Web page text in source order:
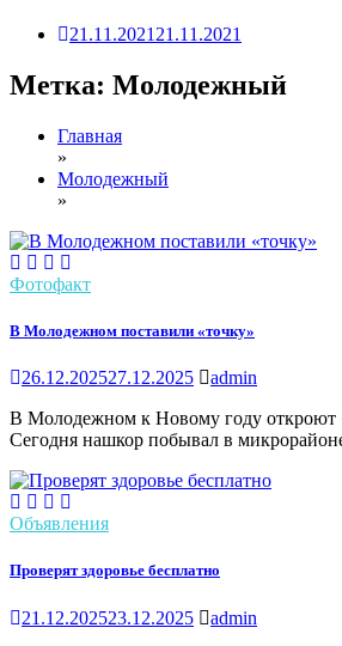
21.11.2021 21.11.2021
Метка: Молодежный
Главная
»
Молодежный
»
Фотофакт
В Молодежном поставили «точку»
26.12.202527.12.2025
admin
В Молодежном к Новому году откроют
Сегодня нашкор побывал в
Объявления
Проверят здоровье бесплатно
21.12.202523.12.2025
admin